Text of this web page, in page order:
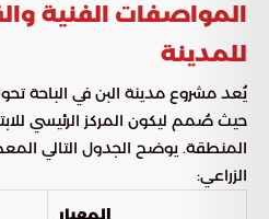
المواصفات الفنية
للمدينة
يُعد مشروع مدينة البن في الباحة
حيث صُمم ليكون المركز الرئيسي
المنطقة. يوضح الجدول التالي
الزراعي:
المعيار